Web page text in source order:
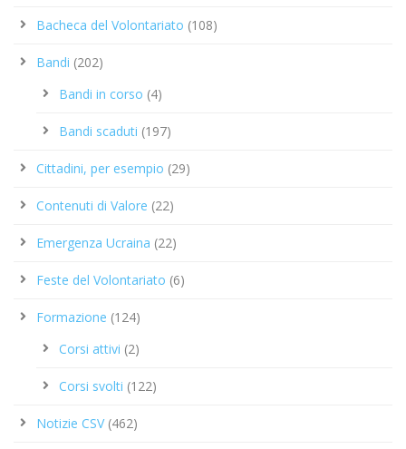
Bacheca del Volontariato (108)
Bandi (202)
Bandi in corso (4)
Bandi scaduti (197)
Cittadini, per esempio (29)
Contenuti di Valore (22)
Emergenza Ucraina (22)
Feste del Volontariato (6)
Formazione (124)
Corsi attivi (2)
Corsi svolti (122)
Notizie CSV(462)